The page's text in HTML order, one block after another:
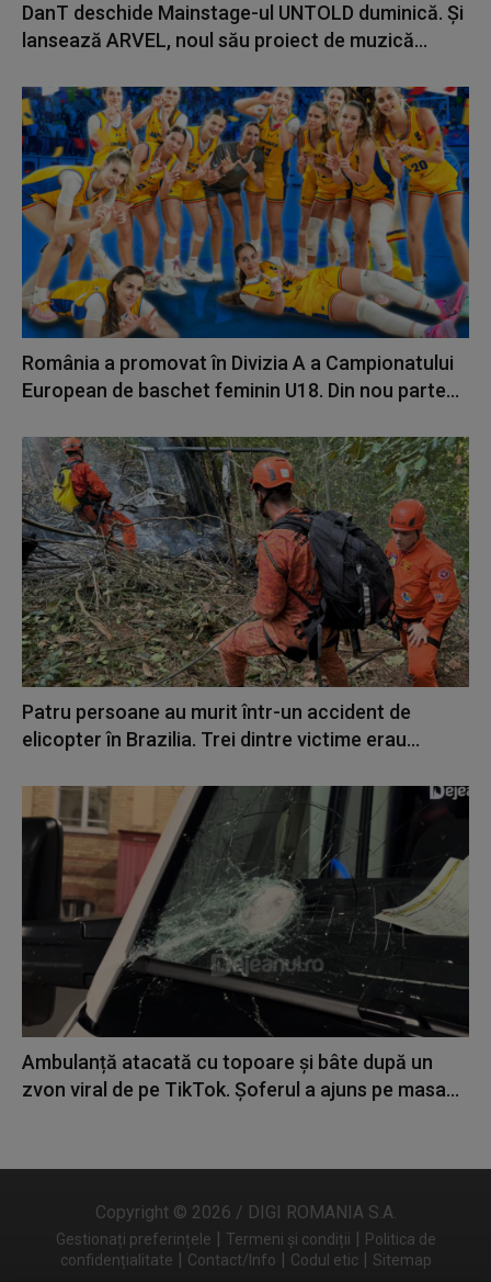
DanT deschide Mainstage-ul UNTOLD duminică. Și
lansează ARVEL, noul său proiect de muzică...
România a promovat în Divizia A a Campionatului
European de baschet feminin U18. Din nou parte...
Patru persoane au murit într-un accident de
elicopter în Brazilia. Trei dintre victime erau...
Ambulanță atacată cu topoare și bâte după un
zvon viral de pe TikTok. Șoferul a ajuns pe masa...
Copyright © 2026 / DIGI ROMANIA S.A.
Gestionați preferințele | Termeni și condiții | Politica de
confidențialitate | Contact/Info | Codul etic | Sitemap